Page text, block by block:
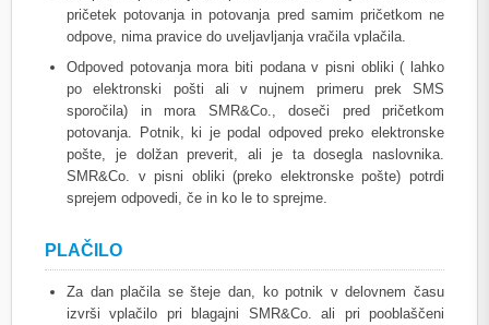
pričetek potovanja in potovanja pred samim pričetkom ne
odpove, nima pravice do uveljavljanja vračila vplačila.
Odpoved potovanja mora biti podana v pisni obliki ( lahko
po elektronski pošti ali v nujnem primeru prek SMS
sporočila) in mora SMR&Co., doseči pred pričetkom
potovanja. Potnik, ki je podal odpoved preko elektronske
pošte, je dolžan preverit, ali je ta dosegla naslovnika.
SMR&Co. v pisni obliki (preko elektronske pošte) potrdi
sprejem odpovedi, če in ko le to sprejme.
PLAČILO
Za dan plačila se šteje dan, ko potnik v delovnem času
izvrši vplačilo pri blagajni SMR&Co. ali pri pooblaščeni